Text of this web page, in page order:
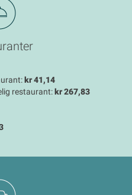
kr 41,14
restaurant:kr 267,83